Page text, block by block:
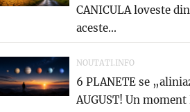
CANICULA loveste
aceste...
NOUTATI.INFO
6 PLANETE se
AUGUST! Un moment